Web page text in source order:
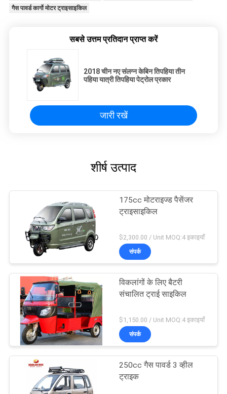
गैस पावर्ड कार्गो मोटर ट्राइसाइकिल
सबसे उत्तम प्रतिदान प्राप्त करें
2018 चीन नए संलग्न केबिन तिपहिया तीन
पहिया यात्री तिपहिया पेट्रोल प्रकार
जारी रखें
शीर्ष उत्पाद
175cc मोटराइज्ड पैसेंजर
ट्राइसाइकिल
$2,300.00 / Unit MOQ:4 इकाइयाँ
संपर्क
विकलांगों के लिए बैटरी
संचालित ट्राई साइकिल
$1,150.00 / Unit MOQ:4 इकाइयाँ
संपर्क
250cc गैस पावर्ड 3 व्हील
ट्राइक